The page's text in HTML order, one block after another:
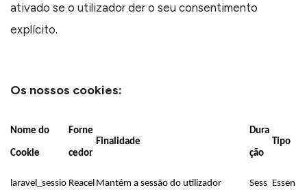
ativado se o utilizador der o seu consentimento
explícito.
Os nossos cookies:
Nome do
Cookie
Forne
cedor
Finalidade
Dura
ção
Tipo
laravel_sessio Reacel Mantém a sessão do utilizador Sess Essen